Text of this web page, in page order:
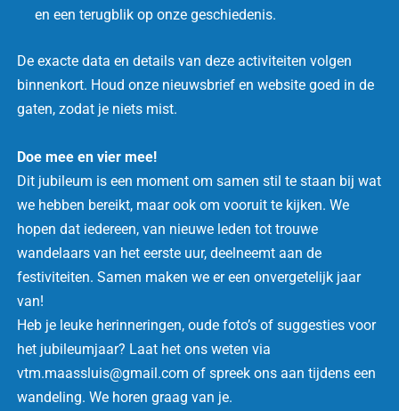
en een terugblik op onze geschiedenis.
De exacte data en details van deze activiteiten volgen
binnenkort. Houd onze nieuwsbrief en website goed in de
gaten, zodat je niets mist.
Doe mee en vier mee!
Dit jubileum is een moment om samen stil te staan bij wat
we hebben bereikt, maar ook om vooruit te kijken. We
hopen dat iedereen, van nieuwe leden tot trouwe
wandelaars van het eerste uur, deelneemt aan de
festiviteiten. Samen maken we er een onvergetelijk jaar
van!
Heb je leuke herinneringen, oude foto’s of suggesties voor
het jubileumjaar? Laat het ons weten via
vtm.maassluis@gmail.com of spreek ons aan tijdens een
wandeling. We horen graag van je.